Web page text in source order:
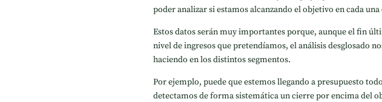
poder analizar si estamos alcanzando el objetivo en cada
Estos datos serán muy importantes porque, aunque el fin
nivel de ingresos que pretendíamos, el análisis desglosado
haciendo en los distintos segmentos.
Por ejemplo, puede que estemos llegando a presupuesto
detectamos de forma sistemática un cierre por encima del